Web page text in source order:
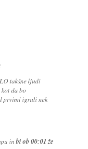
takšne ljudi
da bo
prvimi igrali nek
inbi ob 00:01 že